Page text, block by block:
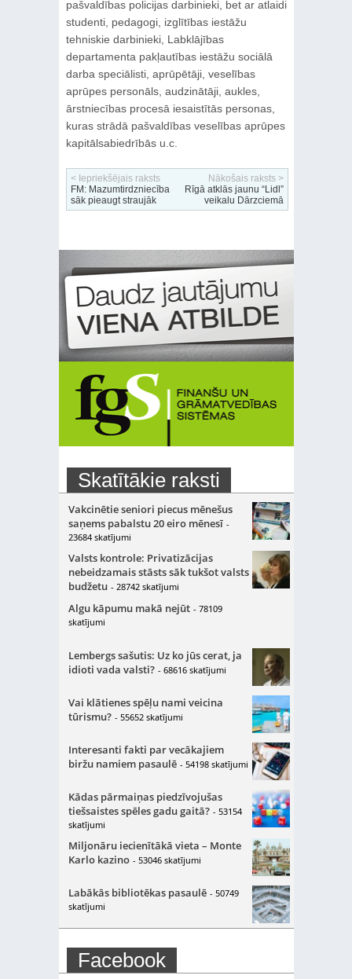
pašvaldības policijas darbinieki, bet ar atlaidi
studenti, pedagogi, izglītības iestāžu
tehniskie darbinieki, Labklājības
departamenta pakļautības iestāžu sociālā
darba speciālisti, aprūpētāji, veselības
aprūpes personāls, audzinātāji, aukles,
ārstniecības procesā iesaistītās personas,
kuras strādā pašvaldības veselības aprūpes
kapitālsabiedrībās u.c.
< Iepriekšējais raksts
FM: Mazumtirdzniecība
sāk pieaugt straujāk
Nākošais raksts >
Rīgā atklās jaunu “Lidl”
veikalu Dārzciemā
Skatītākie raksti
Vakcinētie seniori piecus mēnešus
saņems pabalstu 20 eiro mēnesī -
23684 skatījumi
Valsts kontrole: Privatizācijas
nebeidzamais stāsts sāk tukšot valsts
budžetu - 28742 skatījumi
Algu kāpumu makā nejūt - 78109
skatījumi
Lembergs sašutis: Uz ko jūs cerat, ja
idioti vada valsti? - 68616 skatījumi
Vai klātienes spēļu nami veicina
tūrismu? - 55652 skatījumi
Interesanti fakti par vecākajiem
biržu namiem pasaulē - 54198 skatījumi
Kādas pārmaiņas piedzīvojušas
tiešsaistes spēles gadu gaitā? - 53154
skatījumi
Miljonāru iecienītākā vieta – Monte
Karlo kazino - 53046 skatījumi
Labākās bibliotēkas pasaulē - 50749
skatījumi
Facebook